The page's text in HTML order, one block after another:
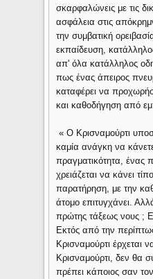
σκαρφαλώνεις με τις
ασφάλεια στις
την συμβατική
εκπαίδευση,
απ' όλα κατάλληλος
πως ένας άπειρος
καταφέρει να
και καθοδήγηση από
« Ο Κρισναμούρτι
καμία ανάγκη να
πραγματικότητα, ένας
χρειάζεται να κάνει
παρατήρηση, με την
άτομο επιτυγχάνει.
πρώτης τάξεως νους ;
Εκτός από την
Κρισναμούρτι έρχεται
Κρισναμούρτι, δεν θα
πρέπει κάποιος σαν